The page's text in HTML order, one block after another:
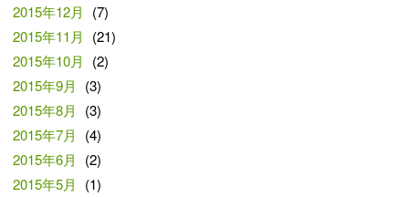
2015年12月
(7)
2015年11月
(21)
2015年10月
(2)
2015年9月
(3)
2015年8月
(3)
2015年7月
(4)
2015年6月
(2)
2015年5月
(1)